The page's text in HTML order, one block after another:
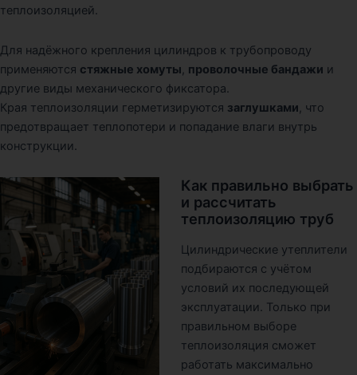
теплоизоляцией.
Для надёжного крепления цилиндров к трубопроводу
применяются стяжные хомуты, проволочные бандажи и
другие виды механического фиксатора.
Края теплоизоляции герметизируются заглушками, что
предотвращает теплопотери и попадание влаги внутрь
конструкции.
Как правильно выбрать
и рассчитать
теплоизоляцию труб
Цилиндрические утеплители
подбираются с учётом
условий их последующей
эксплуатации. Только при
правильном выборе
теплоизоляция сможет
работать максимально